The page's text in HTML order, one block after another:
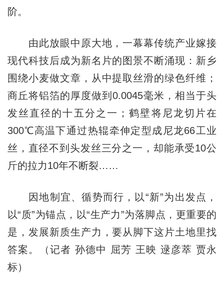
阶。
由此放眼中原大地，一幕幕传统产业嫁接
现代科技后成为新名片的图景不断涌现：新乡
围绕小麦做文章，从中提取丝滑的绿色纤维；
商丘将铝箔的厚度做到0.0045毫米，相当于头
发丝直径的十五分之一；鹤壁将尼龙切片在
300℃高温下通过热辊牵伸定型成尼龙66工业
丝，直径不到头发丝三分之一，却能承受10公
斤的拉力10年不断裂……
因地制宜、循势而行，以“新”为出发点，
以“质”为锚点，以“生产力”为落脚点，更重要的
是，发展新质生产力，要从脚下这片土地里找
答案。（记者 孙德中 屈芳 王映 逯彦萃 贾永
标）